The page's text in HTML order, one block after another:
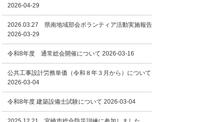
2026-04-29
2026.03.27 県南地域部会ボランティア活動実施報告
2026-03-29
令和8年度 通常総会開催について 2026-03-16
公共工事設計労務単価（令和８年３月から）について
2026-03-04
令和8年度 建築設備士試験について 2026-03-04